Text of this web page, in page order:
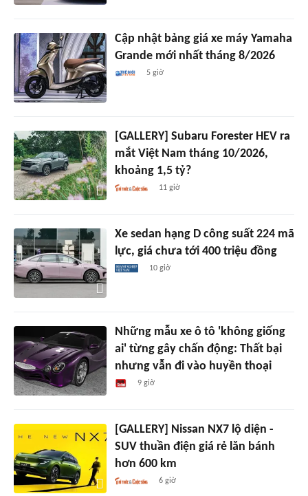
Cập nhật bảng giá xe máy Yamaha
Grande mới nhất tháng 8/2026
5 giờ
[GALLERY] Subaru Forester HEV ra
mắt Việt Nam tháng 10/2026,
khoảng 1,5 tỷ?
11 giờ
Xe sedan hạng D công suất 224 mã
lực, giá chưa tới 400 triệu đồng
10 giờ
Những mẫu xe ô tô 'không giống
ai' từng gây chấn động: Thất bại
nhưng vẫn đi vào huyền thoại
9 giờ
[GALLERY] Nissan NX7 lộ diện -
SUV thuần điện giá rẻ lăn bánh
hơn 600 km
6 giờ